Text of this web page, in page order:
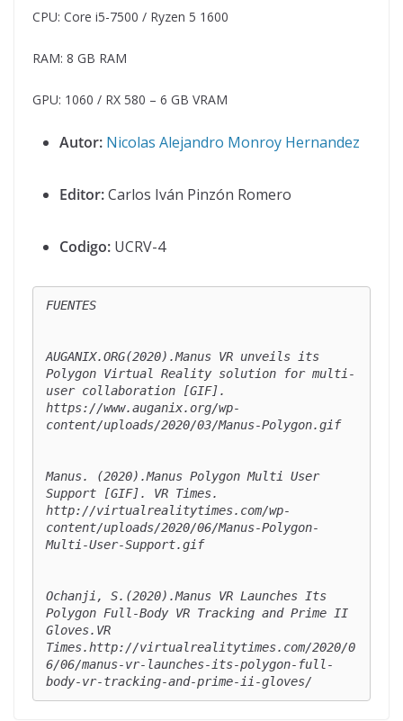
CPU: Core i5-7500 / Ryzen 5 1600
RAM: 8 GB RAM
GPU: 1060 / RX 580 – 6 GB VRAM
Autor: Nicolas Alejandro Monroy Hernandez
Editor:Carlos Iván Pinzón Romero
Codigo: UCRV-4
FUENTES
AUGANIX.ORG(2020).Manus VR unveils its
Polygon Virtual Reality solution for multi-
user collaboration [GIF].
https://www.auganix.org/wp-
content/uploads/2020/03/Manus-Polygon.gif
Manus. (2020).Manus Polygon Multi User
Support [GIF]. VR Times.
http://virtualrealitytimes.com/wp-
content/uploads/2020/06/Manus-Polygon-
Multi-User-Support.gif
Ochanji, S.(2020).Manus VR Launches Its
Polygon Full-Body VR Tracking and Prime II
Gloves.VR
Times.http://virtualrealitytimes.com/2020/0
6/06/manus-vr-launches-its-polygon-full-
body-vr-tracking-and-prime-ii-gloves/